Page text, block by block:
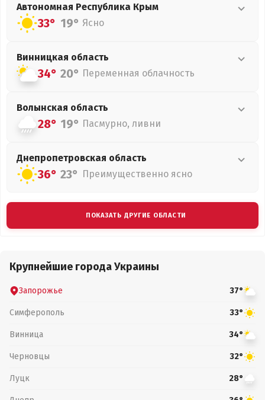
Автономная Республика Крым
33° 19° Ясно
Винницкая область
34° 20° Переменная облачность
Волынская область
28° 19° Пасмурно, ливни
Днепропетровская область
36° 23° Преимущественно ясно
ПОКАЗАТЬ ДРУГИЕ ОБЛАСТИ
Крупнейшие города Украины
Запорожье 37°
Симферополь 33°
Винница 34°
Черновцы 32°
Луцк 28°